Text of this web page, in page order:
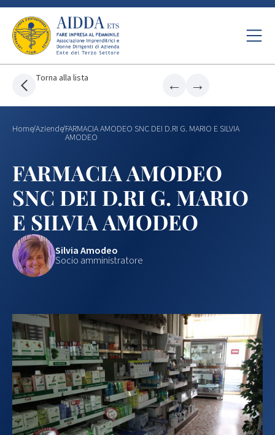
Torna alla lista ← →
Home/Aziende/FARMACIA AMODEO SNC DEI D.RI G. MARIO E SILVIA
AMODEO
FARMACIA AMODEO
SNC DEI D.RI G. MARIO
E SILVIA AMODEO
Silvia Amodeo
Socio amministratore